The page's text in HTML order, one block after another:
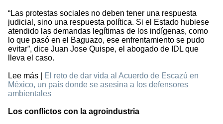
“Las protestas sociales no deben tener una respuesta
judicial, sino una respuesta política. Si el Estado hubiese
atendido las demandas legítimas de los indígenas, como
lo que pasó en el Baguazo, ese enfrentamiento se pudo
evitar”, dice Juan Jose Quispe, el abogado de IDL que
lleva el caso.
Lee más |
El reto de dar vida al Acuerdo de Escazú en
México, un país donde se asesina a los defensores
ambientales
Los conflictos con la agroindustria